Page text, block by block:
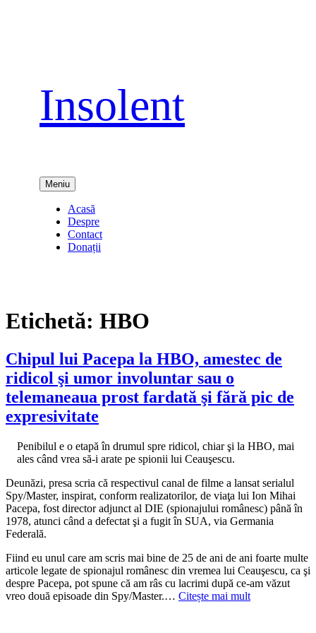
Insolent
Meniu
Acasă
Despre
Contact
Donații
Etichetă: HBO
Chipul lui Pacepa la HBO, amestec de
ridicol şi umor involuntar sau o
telemaneaua prost fardată şi fără pic de
expresivitate
Penibilul e o etapă în drumul spre ridicol, chiar şi la HBO, mai
ales când vrea să-i arate pe spionii lui Ceauşescu.
Deunăzi, presa scria că respectivul canal de filme a lansat serialul
Spy/Master, inspirat, conform realizatorilor, de viaţa lui Ion Mihai
Pacepa, fost director adjunct al DIE (spionajului românesc) până în
1978, atunci când a defectat şi a fugit în SUA, via Germania
Federală.
Fiind eu unul care am scris mai bine de 25 de ani de ani foarte multe
articole legate de spionajul românesc din vremea lui Ceauşescu, ca şi
despre Pacepa, pot spune că am râs cu lacrimi după ce-am văzut
vreo două episoade din Spy/Master.… Citește mai mult